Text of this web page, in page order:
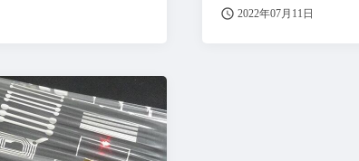
2022年07月11日